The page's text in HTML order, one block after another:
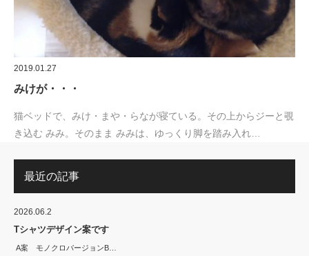
2019.01.27
みけが・・・
猫ベッドで、みけ・まや・らなが寝ている。その上からジーと覗
き込む みみ。そのまま みみは、ゆっくり脚を踏み入れ…
最近の記事
2026.06.2
Tシャツデザイン案です
A案 モノクロバージョンB…